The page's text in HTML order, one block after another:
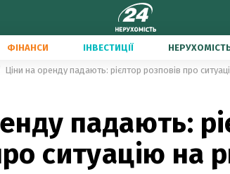
ФІНАНСИ ІНВЕСТИЦІЇ
Ціни на оренду падають: рієлтор розповів про
падають:
ситуацію на